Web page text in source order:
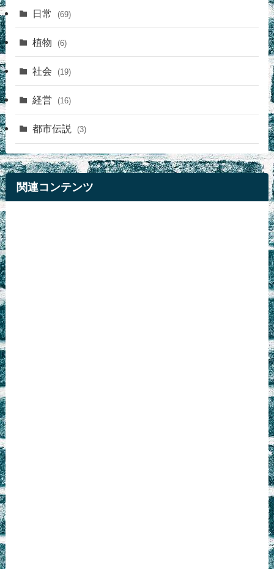
日常 (69)
植物 (6)
社会 (19)
経営 (16)
都市伝説 (3)
関連コンテンツ